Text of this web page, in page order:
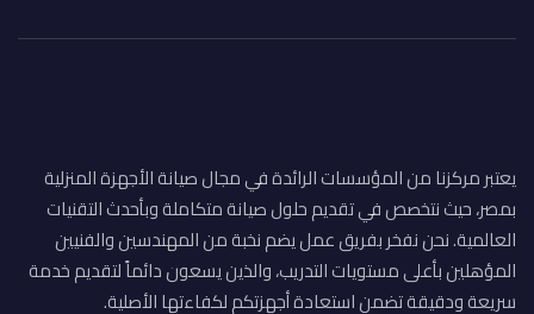
يعتبر مركزنا من المؤسسات الرائدة في مجال صيانة الأجهزة المنزلية
بمصر، حيث نتخصص في تقديم حلول صيانة متكاملة وبأحدث التقنيات
العالمية. نحن نفخر بفريق عمل يضم نخبة من المهندسين والفنيين
المؤهلين بأعلى مستويات التدريب، والذين يسعون دائماً لتقديم خدمة
سريعة ودقيقة تضمن استعادة أجهزتكم لكفاءتها الأصلية.